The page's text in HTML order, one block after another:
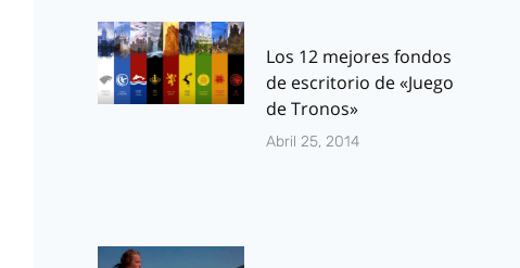
Los 12 mejores fondos
de escritorio de «Juego
de Tronos»
Abril 25, 2014